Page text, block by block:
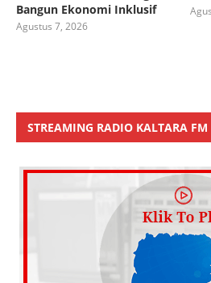
Bangun Ekonomi Inklusif
Agustus 7, 2026
STREAMING RADIO KALTARA FM